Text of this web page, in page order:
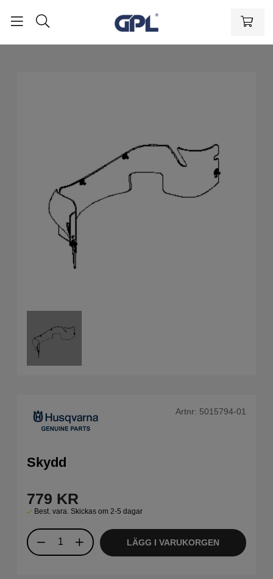
Artnr: 5015794-01
Skydd
779 KR
Best. vara. Skickas om 2-5 dagar
LÄGG I VARUKORGEN